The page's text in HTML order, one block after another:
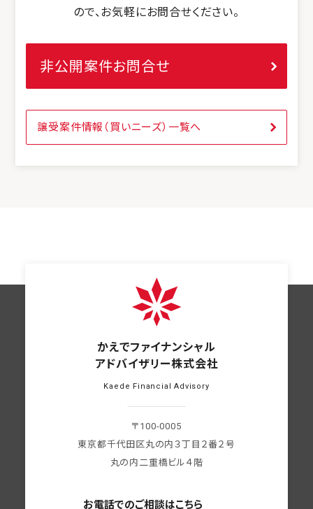
ので、お気軽にお問合せください。
非公開案件お問合せ
譲受案件情報（買いニーズ）一覧へ
かえでファイナンシャル
アドバイザリー株式会社
Kaede Financial Advisory
〒100-0005
東京都千代田区丸の内３丁目２番２号
丸の内二重橋ビル４階
お電話でのご相談はこちら